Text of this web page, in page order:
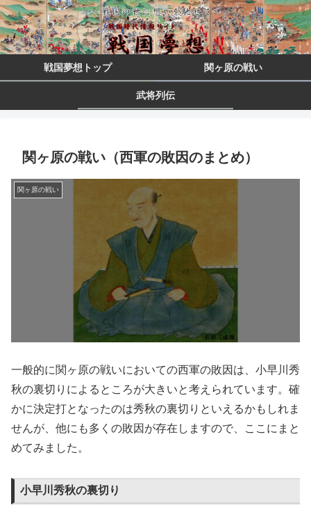
戦国夢想トップ 関ヶ原の戦い
武将列伝
関ヶ原の戦い（西軍の敗因のまとめ）
関ヶ原の戦い
一般的に関ヶ原の戦いにおいての西軍の敗因は、小早川秀
秋の裏切りによるところが大きいと考えられています。確
かに決定打となったのは秀秋の裏切りといえるかもしれま
せんが、他にも多くの敗因が存在しますので、ここにまと
めてみました。
小早川秀秋の裏切り